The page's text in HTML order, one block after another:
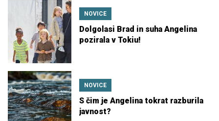
NOVICE
Dolgolasi Brad in suha Angelina
pozirala v Tokiu!
NOVICE
S čim je Angelina tokrat razburila
javnost?